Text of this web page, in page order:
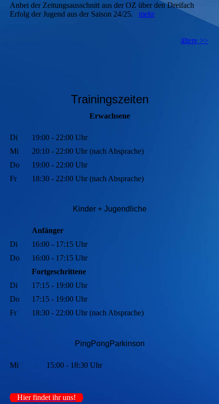
Anbei der Zeitungsausschnitt aus der OZ über den Dreifach
Erfolg der Jugend aus der Saison 24/25. mehr
ältere >>
Trainingszeiten
Erwachsene
Di
19:00 - 22:00 Uhr
Mi
20:10 - 22:00 Uhr (nach Absprache)
Do
19:00 - 22:00 Uhr
Fr
18:30 - 22:00 Uhr (nach Absprache)
Kinder + Jugendliche
Anfänger
Di
16:00 - 17:15 Uhr
Do
16:00 - 17:15 Uhr
Fortgeschrittene
Di
17:15 - 19:00 Uhr
Do
17:15 - 19:00 Uhr
Fr
18:30 - 22:00 Uhr (nach Absprache)
PingPongParkinson
Mi 15:00 - 18:30 Uhr
Hier findet ihr uns!